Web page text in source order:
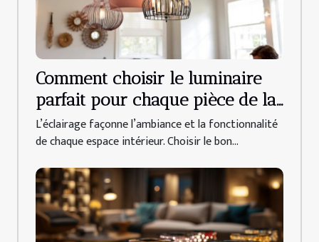
Comment choisir le luminaire
parfait pour chaque pièce de la
maison
L’éclairage façonne l’ambiance et la fonctionnalité
de chaque espace intérieur. Choisir le bon...